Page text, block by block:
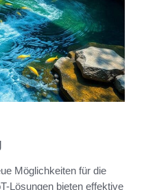
Möglichkeiten für die
Lösungen bieten effektive